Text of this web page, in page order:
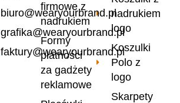
nadrukiem
logo
Koszulki
Polo z
logo
Skarpety
firmowe z
nadrukiem
Formy
płatności
za gadżety
reklamowe
biuro@wearyourbrand.pl
grafika@wearyourbrand.pl
faktury@wearyourbrand.pl